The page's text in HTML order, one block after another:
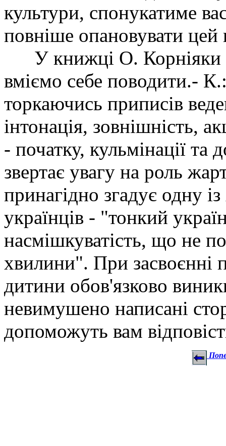
культури, спонукатиме
повніше опановувати
У книжці О. Корніяки
вміємо себе поводити.-
торкаючись приписів
інтонація, зовнішність,
- початку, кульмінації та
звертає увагу на роль
принагідно згадує одну
українців - "тонкий
насмішкуватість, що не
хвилини". При засвоєнні
дитини обов'язково
невимушено написані
допоможуть вам